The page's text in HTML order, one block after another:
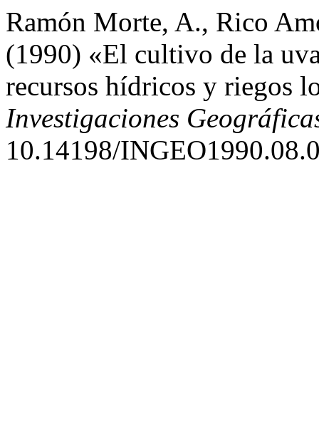
Ramón Morte, A., Rico
(1990) «El cultivo de la
recursos hídricos y riegos
Investigaciones
10.14198/